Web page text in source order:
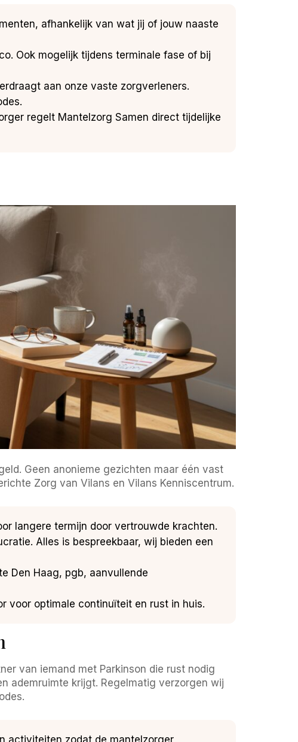
afhankelijk van wat jij of jouw naaste
Ook mogelijk tijdens terminale fase of bij
aan onze vaste zorgverleners.
regelt Mantelzorg Samen direct tijdelijke
Geen anonieme gezichten maar één vast
Zorg van Vilans en Vilans Kenniscentrum.
langere termijn door vertrouwde krachten.
Alles is bespreekbaar, wij bieden een
Den Haag, pgb, aanvullende
voor optimale continuïteit en rust in huis.
van iemand met Parkinson die rust nodig
ademruimte krijgt. Regelmatig verzorgen wij
activiteiten zodat de mantelzorger